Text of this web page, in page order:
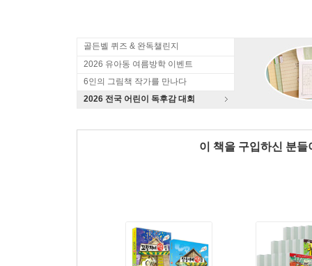
골든벨 퀴즈 & 완독챌린지
2026 유아동 여름방학 이벤트
6인의 그림책 작가를 만나다
2026 전국 어린이 독후감 대회
이 책을 구입하신 분